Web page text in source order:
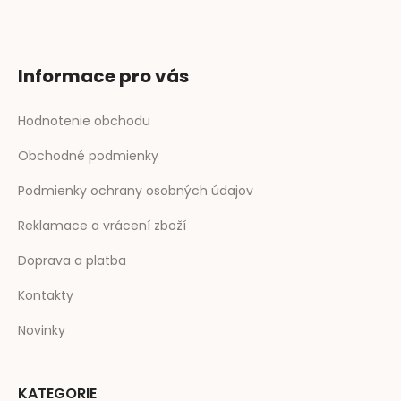
Informace pro vás
Hodnotenie obchodu
Obchodné podmienky
Podmienky ochrany osobných údajov
Reklamace a vrácení zboží
Doprava a platba
Kontakty
Novinky
KATEGORIE